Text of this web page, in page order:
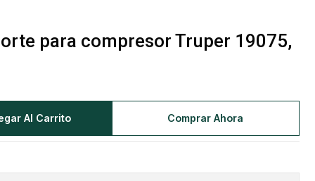
para compresor Truper 19075,
Al Carrito Comprar Ahora